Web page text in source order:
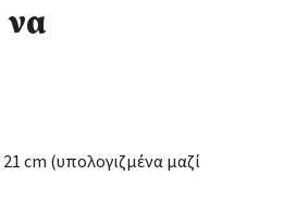
να
cm (υπολογιζμένα μαζί